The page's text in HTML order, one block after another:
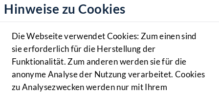
Hilfe
Benutzer
Navigationsmenü öffnen
MENÜ
Hinweise zu Cookies
Die Webseite verwendet Cookies: Zum einen sind
sie erforderlich für die Herstellung der
Funktionalität. Zum anderen werden sie für die
anonyme Analyse der Nutzung verarbeitet. Cookies
zu Analysezwecken werden nur mit Ihrem
Ausschussberatungen NR
Plenarberatungen NR
Einlangen BR
Ausschussberatungen BR